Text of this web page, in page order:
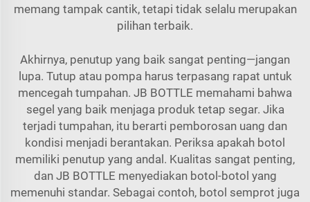
memang tampak cantik, tetapi tidak selalu merupakan
pilihan terbaik.
Akhirnya, penutup yang baik sangat penting—jangan
lupa. Tutup atau pompa harus terpasang rapat untuk
mencegah tumpahan. JB BOTTLE memahami bahwa
segel yang baik menjaga produk tetap segar. Jika
terjadi tumpahan, itu berarti pemborosan uang dan
kondisi menjadi berantakan. Periksa apakah botol
memiliki penutup yang andal. Kualitas sangat penting,
dan JB BOTTLE menyediakan botol-botol yang
memenuhi standar. Sebagai contoh, botol semprot juga